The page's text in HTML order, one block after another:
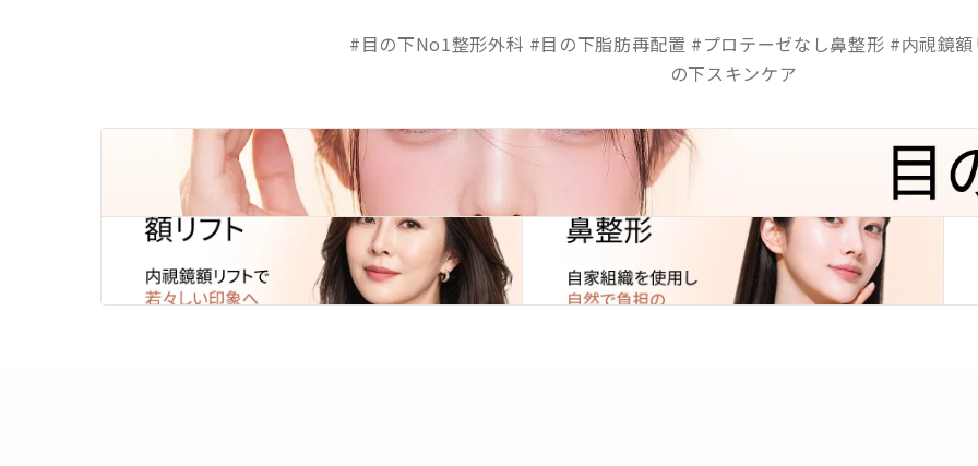
#目の下No1整形外科 #目の下脂肪再配置 #プロテーゼなし鼻整形 #内視鏡
の下スキンケア